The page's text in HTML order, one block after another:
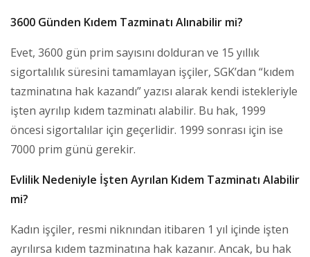
3600 Günden Kıdem Tazminatı Alınabilir mi?
Evet, 3600 gün prim sayısını dolduran ve 15 yıllık
sigortalılık süresini tamamlayan işçiler, SGK’dan “kıdem
tazminatına hak kazandı” yazısı alarak kendi istekleriyle
işten ayrılıp kıdem tazminatı alabilir. Bu hak, 1999
öncesi sigortalılar için geçerlidir. 1999 sonrası için ise
7000 prim günü gerekir.
Evlilik Nedeniyle İşten Ayrılan Kıdem Tazminatı Alabilir
mi?
Kadın işçiler, resmi niknından itibaren 1 yıl içinde işten
ayrılırsa kıdem tazminatına hak kazanır. Ancak, bu hak